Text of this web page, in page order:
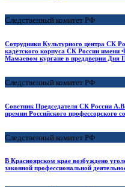
Следственный комитет РФ
Сотрудники Культурного центра СК
кадетского корпуса СК России
Мамаевом кургане в преддверии Дня
Следственный комитет РФ
Советник Председателя СК России
премии Российского профессорского
Следственный комитет РФ
В Красноярском крае возбуждено
законной профессиональной